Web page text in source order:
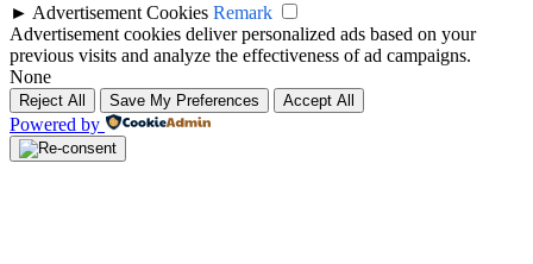
► Advertisement Cookies Remark
Advertisement cookies deliver personalized ads based on your
previous visits and analyze the effectiveness of ad campaigns.
None
Reject All Save My Preferences Accept All
Powered by